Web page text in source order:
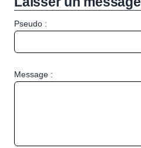
Pseudo :
Message :